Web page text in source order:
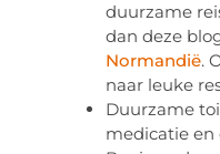
duurzame
dan deze
Normandië.
naar leuke
Duurzame
medicatie en